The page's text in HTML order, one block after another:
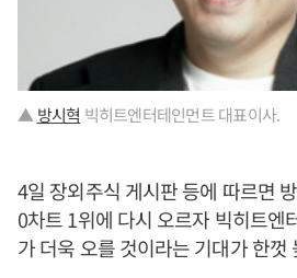
▲방시혁 빅히트엔터테인먼트 대표이사.
4일 장외주식 게시판 등에 따르면
0차트 1위에 다시 오르자 빅히트엔
가 더욱 오를 것이라는 기대가 한껏